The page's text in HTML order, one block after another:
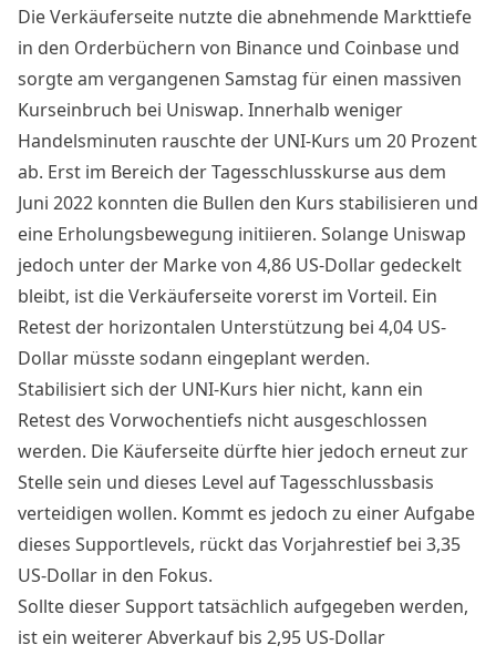
Die Verkäuferseite nutzte dieabnehmende Markttiefe
in den Orderbüchern von Binance und Coinbase und
sorgte am vergangenen Samstag für einen massiven
Kurseinbruch bei Uniswap. Innerhalb weniger
Handelsminuten rauschte der UNI-Kurs um 20 Prozent
ab. Erst im Bereich der Tagesschlusskurse aus dem
Juni 2022 konnten die Bullen den Kurs stabilisieren und
eine Erholungsbewegung initiieren. Solange Uniswap
jedoch unter der Marke von 4,86 US-Dollar gedeckelt
bleibt, ist die Verkäuferseite vorerst im Vorteil. Ein
Retest der horizontalen Unterstützung bei 4,04 US-
Dollar müsste sodann eingeplant werden.
Stabilisiert sich der UNI-Kurs hier nicht, kann ein
Retest des Vorwochentiefs nicht ausgeschlossen
werden. Die Käuferseite dürfte hier jedoch erneut zur
Stelle sein und dieses Level auf Tagesschlussbasis
verteidigen wollen. Kommt es jedoch zu einer Aufgabe
dieses Supportlevels, rückt das Vorjahrestief bei 3,35
US-Dollar in den Fokus.
Sollte dieser Support tatsächlich aufgegeben werden,
ist ein weiterer Abverkauf bis 2,95 US-Dollar